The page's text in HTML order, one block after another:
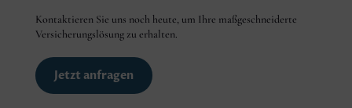
Kontaktieren Sie uns noch heute, um Ihre maßgeschneiderte
Versicherungslösung zu erhalten.
Jetzt anfragen